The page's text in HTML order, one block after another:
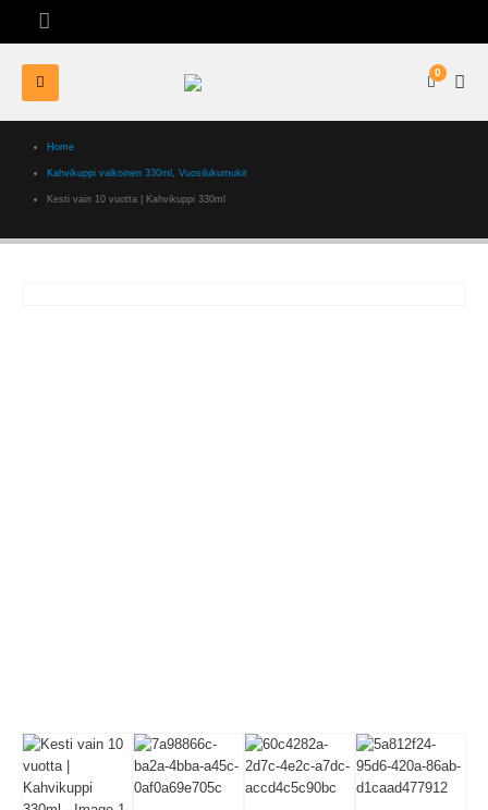
0
Home
Kahvikuppi valkoinen 330ml ,Vuosilukumukit
Kesti vain 10 vuotta | Kahvikuppi 330ml